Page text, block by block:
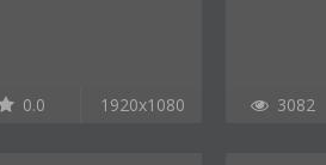
0.0 1920x1080 3082